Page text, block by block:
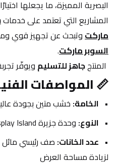
المشاريع التي تعتمد على خدمات
ماركت وتبحث عن تجهيز قوي
السوبر ماركت.
جاهز للتسليم ويوفّر
📏 المواصفات
الخامة: خشب متين بجودة
النوع: وحدة جزيرة Display Island بخانات متعددة
عدد الخانات:
لزيادة مساحة العرض